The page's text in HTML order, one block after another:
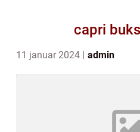
capri
11 januar 2024 admin